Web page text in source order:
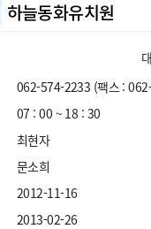
하늘동화유치원
062-574-2233 (팩스 :
07 : 00 ~ 18 : 30
최현자
문소희
2012-11-16
2013-02-26